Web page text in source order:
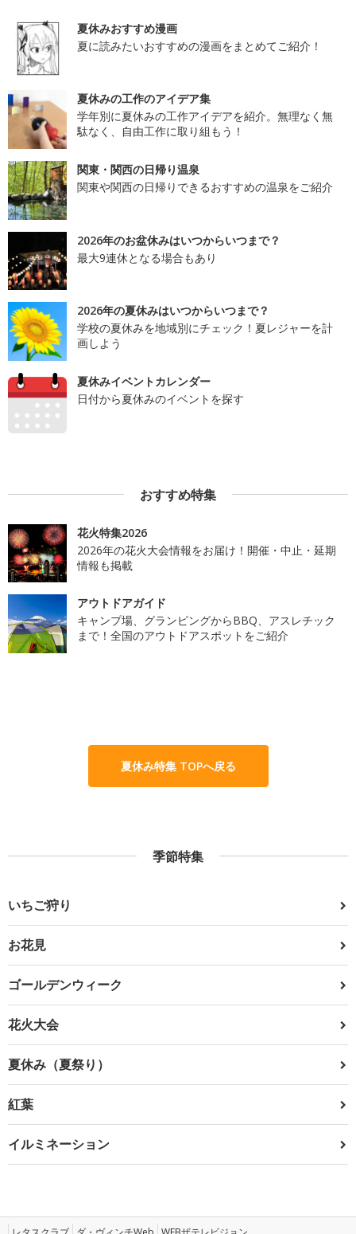
夏休みおすすめ漫画
夏に読みたいおすすめの漫画をまとめてご紹介！
夏休みの工作のアイデア集
学年別に夏休みの工作アイデアを紹介。無理なく無
駄なく、自由工作に取り組もう！
関東・関西の日帰り温泉
関東や関西の日帰りできるおすすめの温泉をご紹介
2026年のお盆休みはいつからいつまで？
最大9連休となる場合もあり
2026年の夏休みはいつからいつまで？
学校の夏休みを地域別にチェック！夏レジャーを計
画しよう
夏休みイベントカレンダー
日付から夏休みのイベントを探す
おすすめ特集
花火特集2026
2026年の花火大会情報をお届け！開催・中止・延期
情報も掲載
アウトドアガイド
キャンプ場、グランピングからBBQ、アスレチック
まで！全国のアウトドアスポットをご紹介
夏休み特集 TOPへ戻る
季節特集
いちご狩り
お花見
ゴールデンウィーク
花火大会
夏休み（夏祭り）
紅葉
イルミネーション